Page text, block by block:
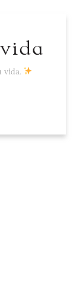
vida.